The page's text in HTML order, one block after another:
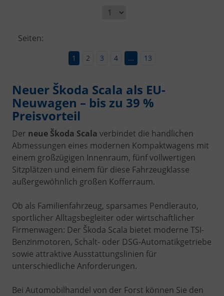
Seiten:
1 2 3 4 ... 13
Neuer Škoda Scala als EU-
Neuwagen – bis zu 39 %
Preisvorteil
Der neue Škoda Scala verbindet die handlichen
Abmessungen eines modernen Kompaktwagens mit
einem großzügigen Innenraum, fünf vollwertigen
Sitzplätzen und einem für diese Fahrzeugklasse
außergewöhnlich großen Kofferraum.
Ob als Familienfahrzeug, sparsames Pendlerauto,
sportlicher Alltagsbegleiter oder wirtschaftlicher
Firmenwagen: Der Škoda Scala bietet moderne TSI-
Benzinmotoren, Schalt- oder DSG-Automatikgetriebe
sowie attraktive Ausstattungslinien für
unterschiedliche Anforderungen.
Bei Automobilhandel von der Forst können Sie den